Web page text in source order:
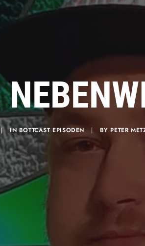
| IN BOTTCAST EPISODEN | BYPETER